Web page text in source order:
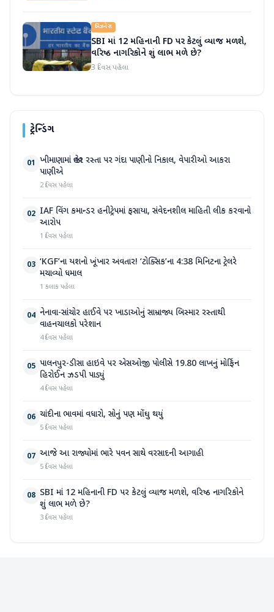
બિઝનેસ
SBI માં 12 મહિનાની FD પર કેટલું વ્યાજ મળશે,
વરિષ્ઠ નાગરિકોને શું લાભ મળે છે?
3 દિવસ પહેલા
ટ્રેન્ડિંગ
01 ખીમાણામાં જાહેર રસ્તા પર ગંદા પાણીનો નિકાલ, વેપારીઓ આકરા
પાણીએ
2 દિવસ પહેલા
02 IAF વિંગ કમાન્ડર હનીટ્રેપમાં ફસાયા, સંવેદનશીલ માહિતી લીક કરવાનો
આરોપ
1 દિવસ પહેલા
03 ‘KGF’ના યશનો ખૂંખાર અવતાર! ‘ટોક્સિક’ના 4:38 મિનિટના ટ્રેલરે
મચાવ્યો ધમાલ
1 કલાક પહેલા
04 નેનાવા-સાંચોર હાઈવે પર ખાડાઓનું સામ્રાજ્ય બિસ્માર રસ્તાથી
વાહનચાલકો પરેશાન
4 દિવસ પહેલા
05 પાલનપુર-ડીસા હાઇવે પર એસઓજી પોલીસે 19.80 લાખનું મોર્ફિન
હિરોઈન ઝડપી પાડ્યું
4 દિવસ પહેલા
06 ચાંદીના ભાવમાં વધારો, સોનું પણ મોંઘુ થયું
5 દિવસ પહેલા
07 આજે આ રાજ્યોમાં ભારે પવન સાથે વરસાદની આગાહી
5 દિવસ પહેલા
08 SBI માં 12 મહિનાની FD પર કેટલું વ્યાજ મળશે, વરિષ્ઠ નાગરિકોને
શું લાભ મળે છે?
3 દિવસ પહેલા